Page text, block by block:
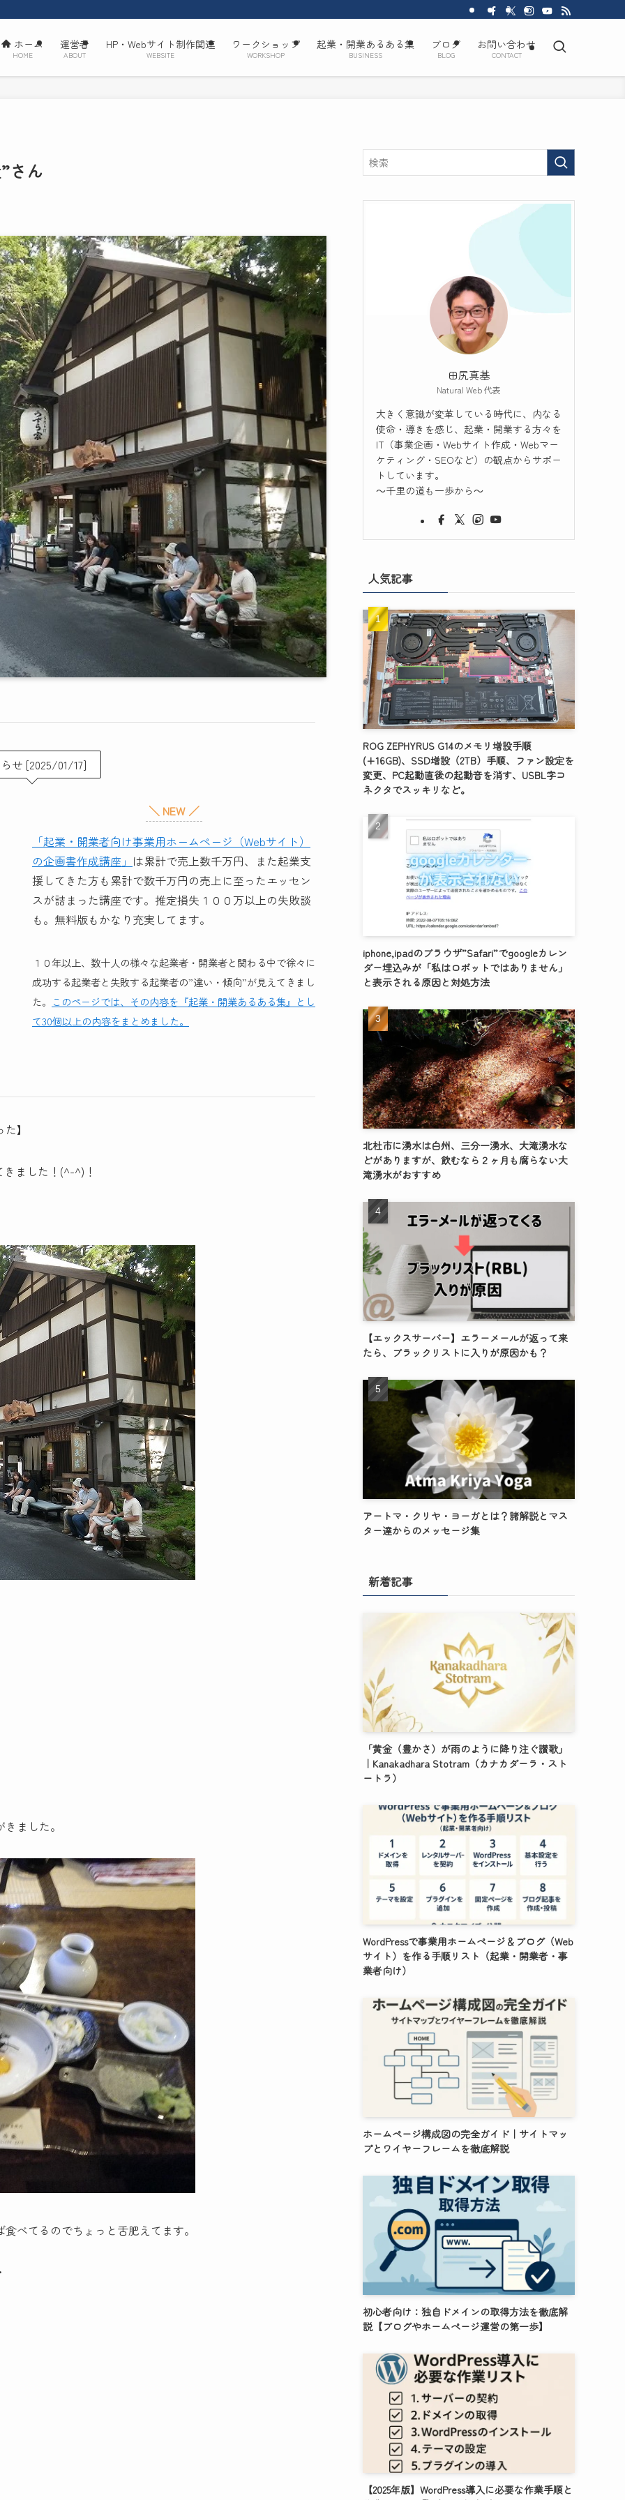
ホーム
HOME
運営者
ABOUT
HP・Webサイト制作関連
WEBSITE
ワークショップ
WORKSHOP
起業・開業あるある集
BUSINESS
ブログ
BLOG
お問い合わせ
CONTACT
さん
せ [2025/01/17]
＼ NEW ／
「起業・開業者向け事業用ホームページ（Webサイト）
の企画書作成講座」 は累計で売上数千万円、また起業支
援してきた方も累計で数千万円の売上に至ったエッセン
スが詰まった講座です。推定損失１００万以上の失敗談
も。無料版もかなり充実してます。
１０年以上、数十人の様々な起業者・開業者と関わる中で徐々に
成功する起業者と失敗する起業者の”違い・傾向”が見えてきまし
た。 このページでは、その内容を『起業・開業あるある集』とし
て30個以上の内容をまとめました。
】
ました！(^-^)！
ました。
べてるのでちょっと舌肥えてます。
田尻真基
Natural Web 代表
大きく意識が変革している時代に、内なる
使命・導きを感じ、起業・開業する方々を
IT（事業企画・Webサイト作成・Webマー
ケティング・SEOなど）の観点からサポー
トしています。
～千里の道も一歩から～
人気記事
ROG ZEPHYRUS G14のメモリ増設手順
(+16GB)、SSD増設（2TB）手順、ファン設定を
変更、PC起動直後の起動音を消す、USBL字コ
ネクタでスッキリなど。
iphone,ipadのブラウザ”Safari”でgoogleカレン
ダー埋込みが「私はロボットではありません」
と表示される原因と対処方法
北杜市に湧水は白州、三分一湧水、大滝湧水な
どがありますが、飲むなら２ヶ月も腐らない大
滝湧水がおすすめ
【エックスサーバー】エラーメールが返って来
たら、ブラックリストに入りが原因かも？
アートマ・クリヤ・ヨーガとは？諸解説とマス
ター達からのメッセージ集
新着記事
「黄金（豊かさ）が雨のように降り注ぐ讃歌」
｜Kanakadhara Stotram（カナカダーラ・スト
ートラ）
WordPressで事業用ホームページ＆ブログ（Web
サイト）を作る手順リスト（起業・開業者・事
業者向け）
ホームページ構成図の完全ガイド｜サイトマッ
プとワイヤーフレームを徹底解説
初心者向け：独自ドメインの取得方法を徹底解
説【ブログやホームページ運営の第一歩】
【2025年版】WordPress導入に必要な作業手順と